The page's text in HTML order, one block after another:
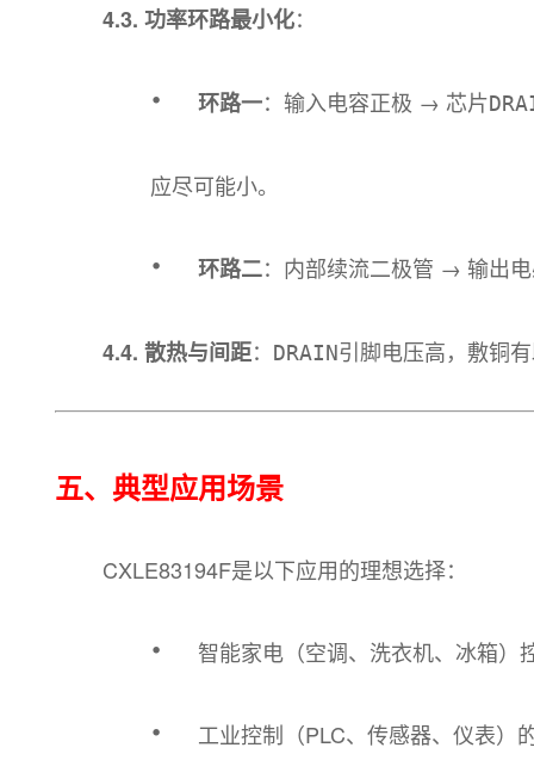
4.3. 功率环路最小化：
· 环路一：输入电容正极 → 芯片
应尽可能小。
· 环路二：内部续流二极管 → 输出
4.4. 散热与间距： DRAIN引脚电压高，敷铜
五、典型应用场景
CXLE83194F是以下应用的理想选择：
· 智能家电（空调、洗衣机、冰箱）
· 工业控制（PLC、传感器、仪表）